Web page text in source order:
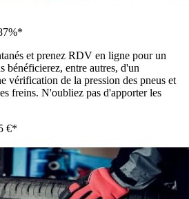
et prenez RDV en ligne pour un
bénéficierez, entre autres, d'un
vérification de la pression des pneus et
freins. N'oubliez pas d'apporter les
€*